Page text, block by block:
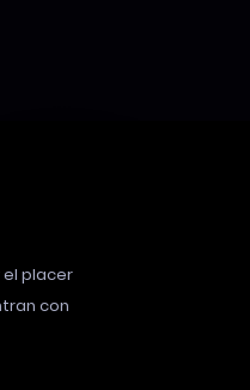
el placer
con